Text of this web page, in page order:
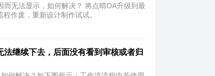
无法显示，如何解决？ 将点晴OA升级到最
作废，重新设计制作试试。
继续下去，后面没有看到审核或者归